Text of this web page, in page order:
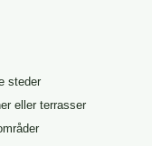
steder
eller terrasser